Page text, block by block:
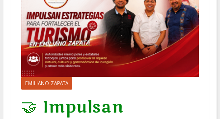
EMILIANO ZAPATA
🤝 Impulsan